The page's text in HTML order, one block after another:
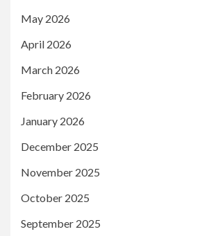
May 2026
April 2026
March 2026
February 2026
January 2026
December 2025
November 2025
October 2025
September 2025